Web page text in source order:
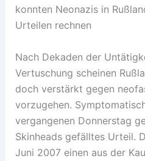
konnten Neonazis in
Urteilen rechnen
Nach Dekaden der
Vertuschung scheinen
doch verstärkt gegen
vorzugehen.
vergangenen Donnerstag
Skinheads gefälltes Urteil.
Juni 2007 einen aus der